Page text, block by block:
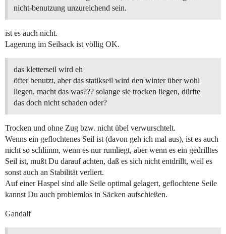
nicht-benutzung unzureichend sein.
ist es auch nicht.
Lagerung im Seilsack ist völlig OK.
das kletterseil wird eh
öfter benutzt, aber das statikseil wird den winter über wohl
liegen. macht das was??? solange sie trocken liegen, dürfte
das doch nicht schaden oder?
Trocken und ohne Zug bzw. nicht übel verwurschtelt.
Wenns ein geflochtenes Seil ist (davon geh ich mal aus), ist es auch
nicht so schlimm, wenn es nur rumliegt, aber wenn es ein gedrilltes
Seil ist, mußt Du darauf achten, daß es sich nicht entdrillt, weil es
sonst auch an Stabilität verliert.
Auf einer Haspel sind alle Seile optimal gelagert, geflochtene Seile
kannst Du auch problemlos in Säcken aufschießen.
Gandalf